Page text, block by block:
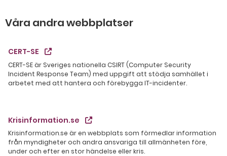
Våra andra webbplatser
CERT-SE
CERT-SE är Sveriges nationella CSIRT (Computer Security
Incident Response Team) med uppgift att stödja samhället i
arbetet med att hantera och förebygga IT-incidenter.
Krisinformation.se
Krisinformation.se är en webbplats som förmedlar information
från myndigheter och andra ansvariga till allmänheten före,
under och efter en stor händelse eller kris.